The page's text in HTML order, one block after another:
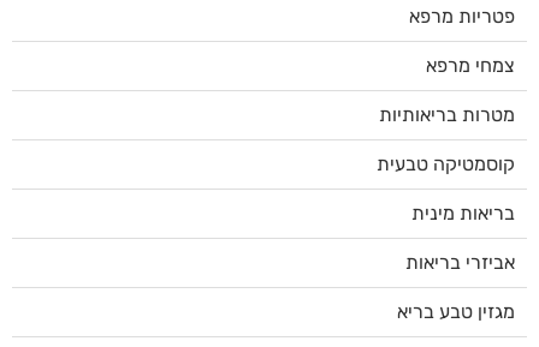
פטריות מרפא
צמחי מרפא
מטרות בריאותיות
קוסמטיקה טבעית
בריאות מינית
אביזרי בריאות
מגזין טבע בריא